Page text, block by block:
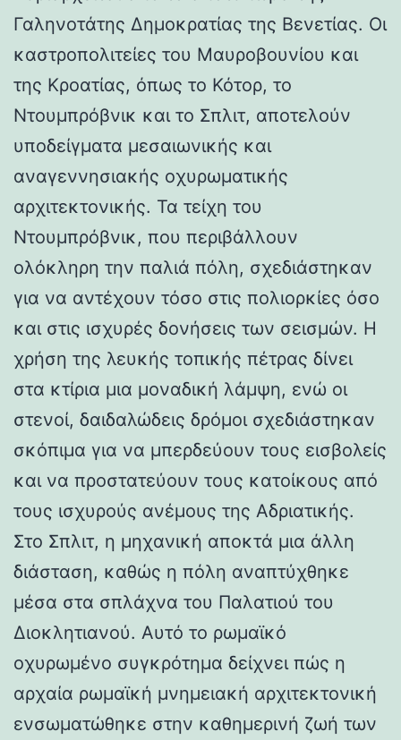
Γαληνοτάτης Δημοκρατίας της Βενετίας. Οι
καστροπολιτείες του Μαυροβουνίου και
της Κροατίας, όπως το Κότορ, το
Ντουμπρόβνικ και το Σπλιτ, αποτελούν
υποδείγματα μεσαιωνικής και
αναγεννησιακής οχυρωματικής
αρχιτεκτονικής. Τα τείχη του
Ντουμπρόβνικ, που περιβάλλουν
ολόκληρη την παλιά πόλη, σχεδιάστηκαν
για να αντέχουν τόσο στις πολιορκίες όσο
και στις ισχυρές δονήσεις των σεισμών. Η
χρήση της λευκής τοπικής πέτρας δίνει
στα κτίρια μια μοναδική λάμψη, ενώ οι
στενοί, δαιδαλώδεις δρόμοι σχεδιάστηκαν
σκόπιμα για να μπερδεύουν τους εισβολείς
και να προστατεύουν τους κατοίκους από
τους ισχυρούς ανέμους της Αδριατικής.
Στο Σπλιτ, η μηχανική αποκτά μια άλλη
διάσταση, καθώς η πόλη αναπτύχθηκε
μέσα στα σπλάχνα του Παλατιού του
Διοκλητιανού. Αυτό το ρωμαϊκό
οχυρωμένο συγκρότημα δείχνει πώς η
αρχαία ρωμαϊκή μνημειακή αρχιτεκτονική
ενσωματώθηκε στην καθημερινή ζωή των